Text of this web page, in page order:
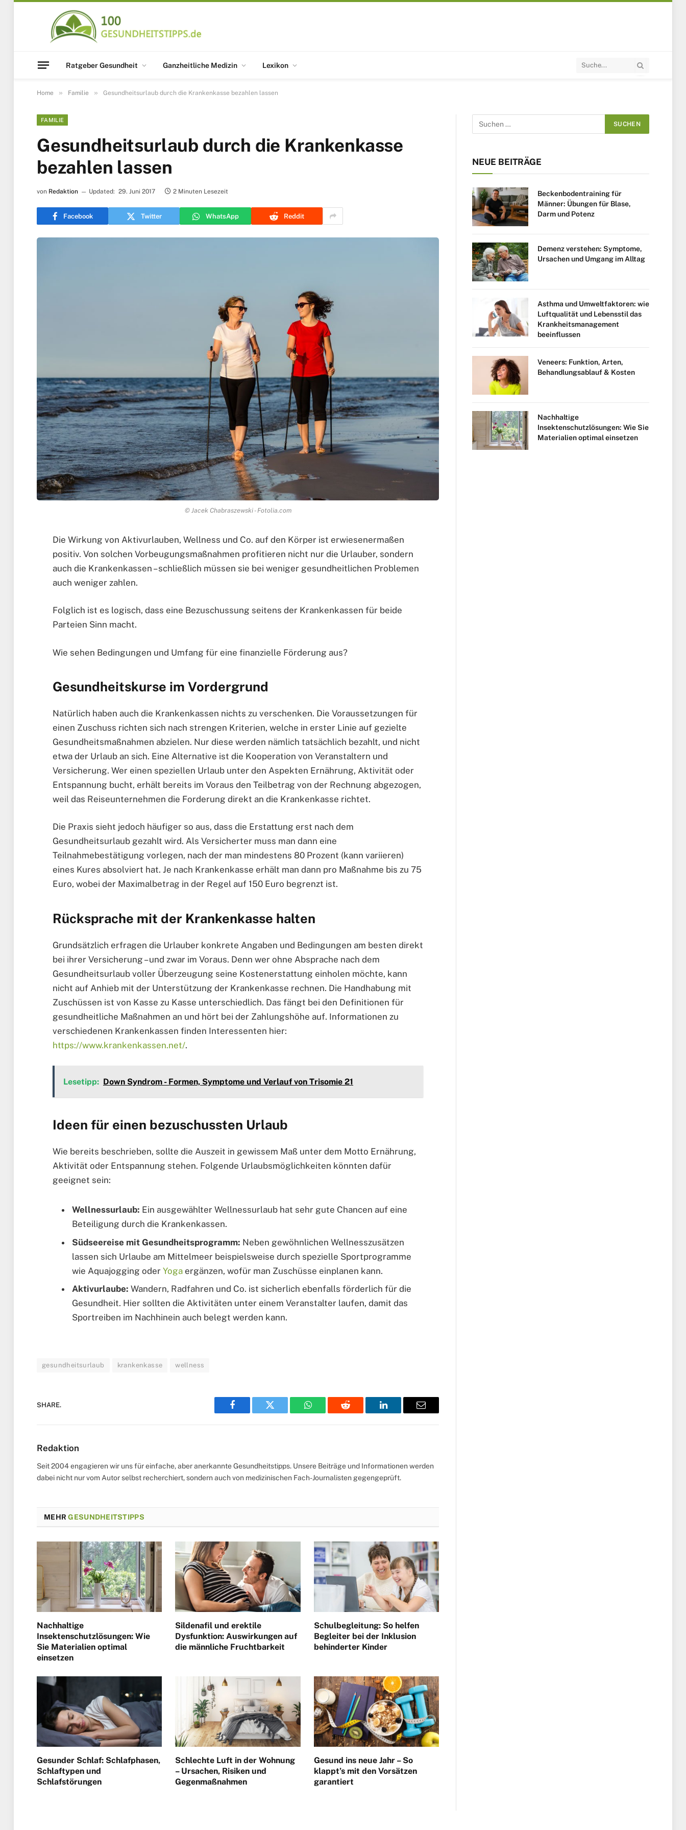
Ratgeber Gesundheit Ganzheitliche Medizin Lexikon
Home » Familie » Gesundheitsurlaub durch die Krankenkasse bezahlen lassen
FAMILIE
Gesundheitsurlaub durch die Krankenkasse
bezahlen lassen
von Redaktion Updated: 29. Juni 2017 2 Minuten Lesezeit
Facebook Twitter WhatsApp Reddit
© Jacek Chabraszewski - Fotolia.com
Die Wirkung von Aktivurlauben, Wellness und Co. auf den Körper ist erwiesenermaßen
positiv. Von solchen Vorbeugungsmaßnahmen profitieren nicht nur die Urlauber, sondern
auch die Krankenkassen – schließlich müssen sie bei weniger gesundheitlichen Problemen
auch weniger zahlen.
Folglich ist es logisch, dass eine Bezuschussung seitens der Krankenkassen für beide
Parteien Sinn macht.
Wie sehen Bedingungen und Umfang für eine finanzielle Förderung aus?
Gesundheitskurse im Vordergrund
Natürlich haben auch die Krankenkassen nichts zu verschenken. Die Voraussetzungen für
einen Zuschuss richten sich nach strengen Kriterien, welche in erster Linie auf gezielte
Gesundheitsmaßnahmen abzielen. Nur diese werden nämlich tatsächlich bezahlt, und nicht
etwa der Urlaub an sich. Eine Alternative ist die Kooperation von Veranstaltern und
Versicherung. Wer einen speziellen Urlaub unter den Aspekten Ernährung, Aktivität oder
Entspannung bucht, erhält bereits im Voraus den Teilbetrag von der Rechnung abgezogen,
weil das Reiseunternehmen die Forderung direkt an die Krankenkasse richtet.
Die Praxis sieht jedoch häufiger so aus, dass die Erstattung erst nach dem
Gesundheitsurlaub gezahlt wird. Als Versicherter muss man dann eine
Teilnahmebestätigung vorlegen, nach der man mindestens 80 Prozent (kann variieren)
eines Kures absolviert hat. Je nach Krankenkasse erhält man dann pro Maßnahme bis zu 75
Euro, wobei der Maximalbetrag in der Regel auf 150 Euro begrenzt ist.
Rücksprache mit der Krankenkasse halten
Grundsätzlich erfragen die Urlauber konkrete Angaben und Bedingungen am besten direkt
bei ihrer Versicherung – und zwar im Voraus. Denn wer ohne Absprache nach dem
Gesundheitsurlaub voller Überzeugung seine Kostenerstattung einholen möchte, kann
nicht auf Anhieb mit der Unterstützung der Krankenkasse rechnen. Die Handhabung mit
Zuschüssen ist von Kasse zu Kasse unterschiedlich. Das fängt bei den Definitionen für
gesundheitliche Maßnahmen an und hört bei der Zahlungshöhe auf. Informationen zu
verschiedenen Krankenkassen finden Interessenten hier:
https://www.krankenkassen.net/.
Lesetipp: Down Syndrom - Formen, Symptome und Verlauf von Trisomie 21
Ideen für einen bezuschussten Urlaub
Wie bereits beschrieben, sollte die Auszeit in gewissem Maß unter dem Motto Ernährung,
Aktivität oder Entspannung stehen. Folgende Urlaubsmöglichkeiten könnten dafür
geeignet sein:
Wellnessurlaub: Ein ausgewählter Wellnessurlaub hat sehr gute Chancen auf eine
Beteiligung durch die Krankenkassen.
Südseereise mit Gesundheitsprogramm: Neben gewöhnlichen Wellnesszusätzen
lassen sich Urlaube am Mittelmeer beispielsweise durch spezielle Sportprogramme
wie Aquajogging oder Yoga ergänzen, wofür man Zuschüsse einplanen kann.
Aktivurlaube: Wandern, Radfahren und Co. ist sicherlich ebenfalls förderlich für die
Gesundheit. Hier sollten die Aktivitäten unter einem Veranstalter laufen, damit das
Sportreiben im Nachhinein auch belegt werden kann.
gesundheitsurlaub krankenkasse wellness
SHARE.
Facebook Twitter WhatsAppReddit LinkedIn Email
Redaktion
Seit 2004 engagieren wir uns für einfache, aber anerkannte Gesundheitstipps. Unsere Beiträge und Informationen werden
dabei nicht nur vom Autor selbst recherchiert, sondern auch von medizinischen Fach-Journalisten gegengeprüft.
MEHRGESUNDHEITSTIPPS
Nachhaltige
Insektenschutzlösungen: Wie
Sie Materialien optimal
einsetzen
Sildenafil und erektile
Dysfunktion: Auswirkungen auf
die männliche Fruchtbarkeit
Schulbegleitung: So helfen
Begleiter bei der Inklusion
behinderter Kinder
Gesunder Schlaf: Schlafphasen,
Schlaftypen und
Schlafstörungen
Schlechte Luft in der Wohnung
– Ursachen, Risiken und
Gegenmaßnahmen
Gesund ins neue Jahr – So
klappt’s mit den Vorsätzen
garantiert
NEUE BEITRÄGE
Beckenbodentraining für
Männer: Übungen für Blase,
Darm und Potenz
Demenz verstehen: Symptome,
Ursachen und Umgang im Alltag
Asthma und Umweltfaktoren: wie
Luftqualität und Lebensstil das
Krankheitsmanagement
beeinflussen
Veneers: Funktion, Arten,
Behandlungsablauf & Kosten
Nachhaltige
Insektenschutzlösungen: Wie Sie
Materialien optimal einsetzen